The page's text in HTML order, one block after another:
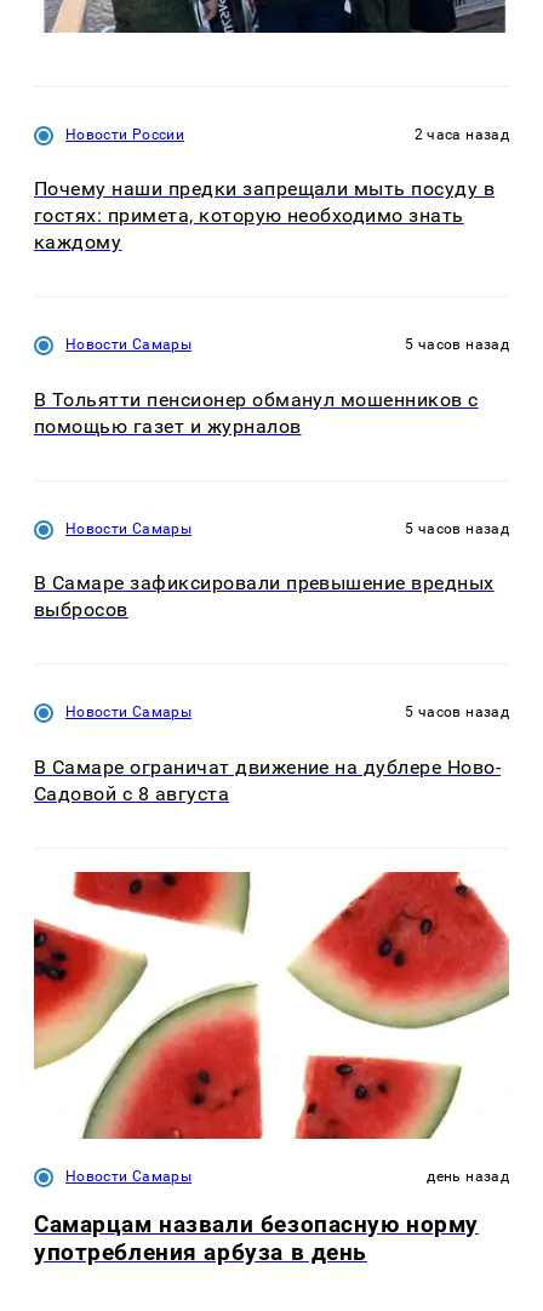
Новости России 2 часа назад
Почему наши предки запрещали мыть посуду в
гостях: примета, которую необходимо знать
каждому
Новости Самары 5 часов назад
В Тольятти пенсионер обманул мошенников с
помощью газет и журналов
Новости Самары 5 часов назад
В Самаре зафиксировали превышение вредных
выбросов
Новости Самары 5 часов назад
В Самаре ограничат движение на дублере Ново-
Садовой с 8 августа
Новости Самары день назад
Самарцам назвали безопасную норму
употребления арбуза в день